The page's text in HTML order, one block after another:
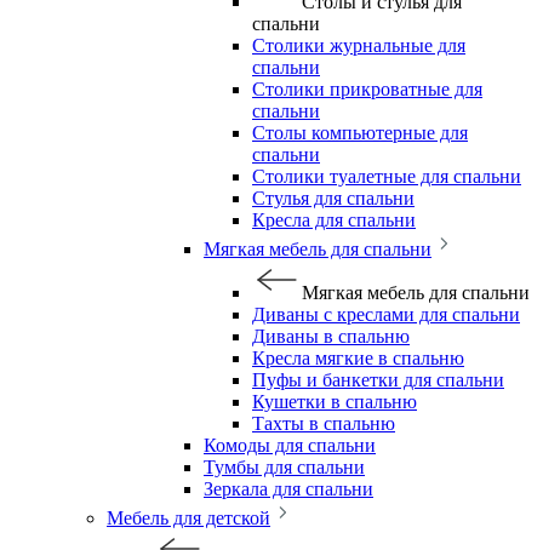
спальни
Столики журнальные для
спальни
Столики прикроватные для
спальни
Столы компьютерные для
спальни
Столики туалетные для спальни
Стулья для спальни
Кресла для спальни
Мягкая мебель для спальни
Мягкая мебель для спальни
Диваны с креслами для спальни
Диваны в спальню
Кресла мягкие в спальню
Пуфы и банкетки для спальни
Кушетки в спальню
Тахты в спальню
Комоды для спальни
Тумбы для спальни
Зеркала для спальни
Мебель для детской